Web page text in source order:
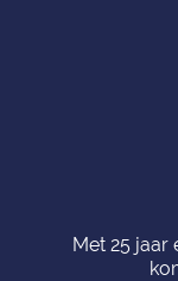
Met 25 jaar